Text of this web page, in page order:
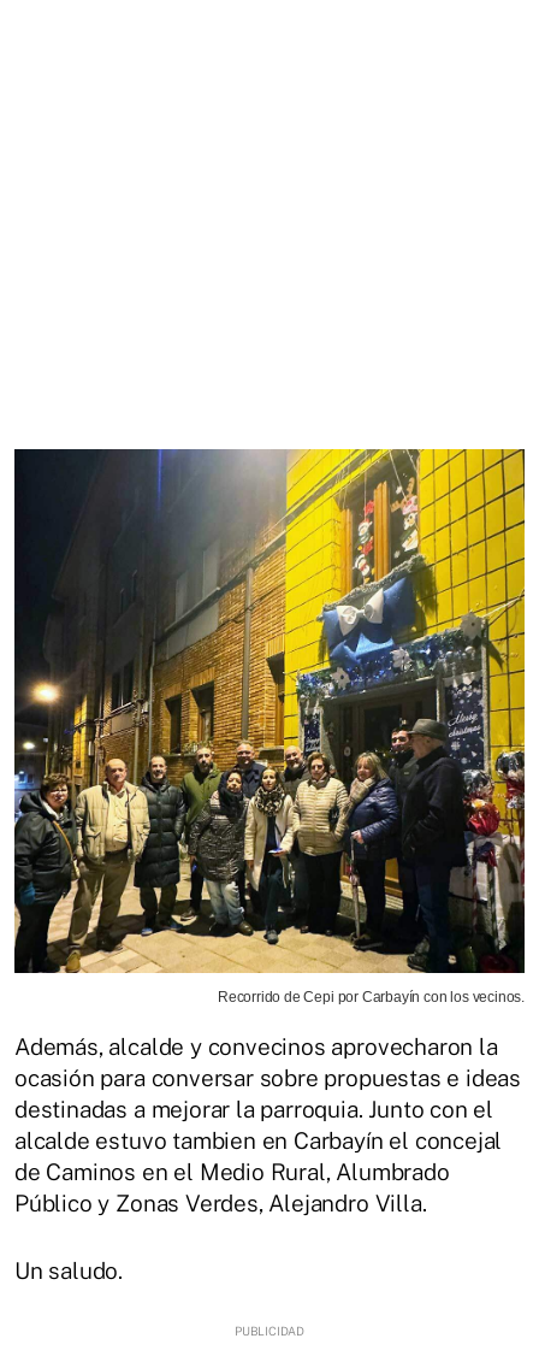
Recorrido de Cepi por Carbayín con los vecinos.
Además, alcalde y convecinos aprovecharon la
ocasión para conversar sobre propuestas e ideas
destinadas a mejorar la parroquia. Junto con el
alcalde estuvo tambien en Carbayín el concejal
de Caminos en el Medio Rural, Alumbrado
Público y Zonas Verdes, Alejandro Villa.
Un saludo.